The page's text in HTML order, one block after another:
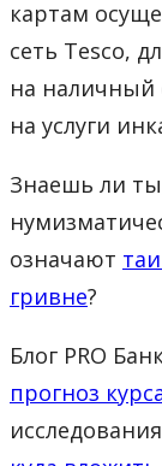
картам
сеть Tesco,
на наличный
на услуги
Знаешь ли
означают
гривне?
Блог PRO
прогноз
исследования